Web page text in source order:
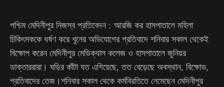
পশ্চিম মেদিনীপুর নিজস্ব প্রতিবেদন : আরজি কর হাসপাতালে মহিলা
চিকিৎসককে ধর্ষণ করে খুনের অভিযোগের প্রতিবাদে শনিবার সকাল থেকেই
বিক্ষোপ করেন মেদিনীপুর মেডিক্যাল কলেজ ও হাসপাতালে জুনিয়র
ডাক্তাররারা। ঘড়ির কাঁটা যত এগিয়েছে, তত বেড়েছে অবস্থান, বিক্ষোভ,
প্রতিবাদের তেজ।শনিবার সকাল থেকে কর্মবিরতিতে নেমেছেন মেদিনীপুর